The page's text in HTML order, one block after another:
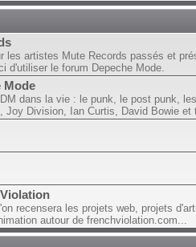
les artistes Mute Records passés et
d'utiliser le forum Depeche Mode.
Mode
dans la vie : le punk, le post punk,
Joy Division, Ian Curtis, David Bowie et
recensera les projets web, projets
autour de frenchviolation.com...